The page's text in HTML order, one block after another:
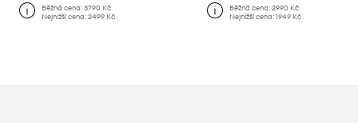
Běžná cena:3790 Kč
Nejnižší cena:2499 Kč
Běžná cena: 2990 Kč
Nejnižší cena: 1949 Kč